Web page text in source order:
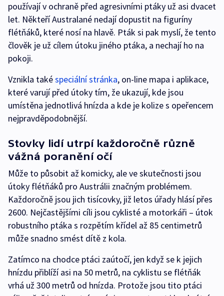
používají v ochraně před agresivními ptáky už asi dvacet
let. Někteří Australané nedají dopustit na figuríny
flétňáků, které nosí na hlavě. Pták si pak myslí, že tento
člověk je už cílem útoku jiného ptáka, a nechají ho na
pokoji.
Vznikla takéspeciální stránka, on-line mapa i aplikace,
které varují před útoky tím, že ukazují, kde jsou
umístěna jednotlivá hnízda a kde je kolize s opeřencem
nejpravděpodobnější.
Stovky lidí utrpí každoročně různě
vážná poranění očí
Může to působit až komicky, ale ve skutečnosti jsou
útoky flétňáků pro Austrálii značným problémem.
Každoročně jsou jich tisícovky, již letos úřady hlásí přes
2600. Nejčastějšími cíli jsou cyklisté a motorkáři – útok
robustního ptáka s rozpětím křídel až 85 centimetrů
může snadno smést dítě z kola.
Zatímco na chodce ptáci zaútočí, jen když se k jejich
hnízdu přiblíží asi na 50 metrů, na cyklistu se flétňák
vrhá už 300 metrů od hnízda. Protože jsou tito ptáci